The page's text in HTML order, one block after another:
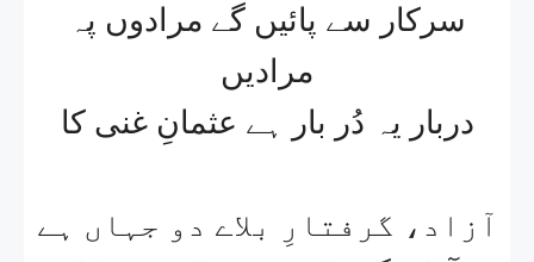
سرکار سے پائیں گے مرادوں پہ
مرادیں
دربار یہ دُر بار ہے عثمانِ غنی کا
آزاد، گرفتارِ بلاے دو جہاں ہے